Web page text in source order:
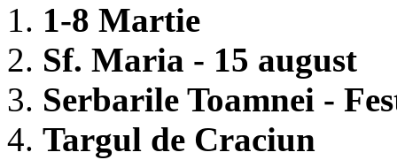
1-8 Martie
Sf. Maria - 15 august
Serbarile Toamnei -
Targul de Craciun